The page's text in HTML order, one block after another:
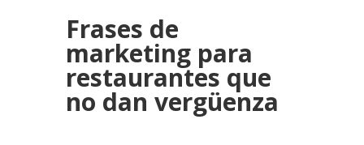
Frases de
marketing para
restaurantes que
no dan vergüenza